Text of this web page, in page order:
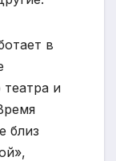
в
и
близ